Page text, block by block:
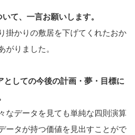
て、一言お願いします。
掛かりの敷居を下げてくれたおか
りました。
しての今後の計画・夢・目標に
なデータを見ても単純な四則演算
ータが持つ価値を見出すことがで